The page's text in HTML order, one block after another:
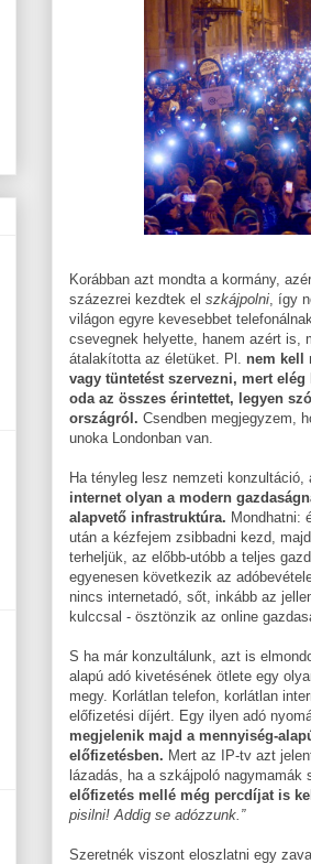
Korábban azt mondta a kormány,
százezrei kezdtek el szkájpolni , így
világon egyre kevesebbet
csevegnek helyette, hanem azért is,
átalakította az életüket. Pl. nem kell
vagy tüntetést szervezni, mert
oda az összes érintettet, legyen
országról. Csendben megjegyzem,
unoka Londonban van.
Ha tényleg lesz nemzeti
internet olyan a modern
alapvető infrastruktúra. Mondhatni:
után a kézfejem zsibbadni kezd,
terheljük, az előbb-utóbb a teljes
egyenesen következik az
nincs internetadó, sőt, inkább az
kulccsal - ösztönzik az online
S ha már konzultálunk, azt is
alapú adó kivetésének ötlete egy
megy. Korlátlan telefon, korlátlan
előfizetési díjért. Egy ilyen adó
megjelenik majd a mennyiség-
előfizetésben. Mert az IP-tv azt
lázadás, ha a szkájpoló nagymamák
előfizetés mellé még percdíjat is
pisilni! Addig se adózzunk.”
Szeretnék viszont eloszlatni egy